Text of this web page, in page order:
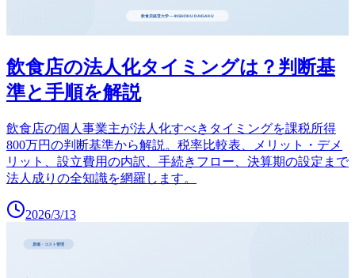
飲食店の法人化タイミングは？判断基
準と手順を解説
飲食店の個人事業主が法人化すべきタイミングを課税所得
800万円の判断基準から解説。税率比較表、メリット・デメ
リット、設立費用の内訳、手続きフロー、決算期の設定まで
法人成りの全知識を網羅します。
2026/3/13